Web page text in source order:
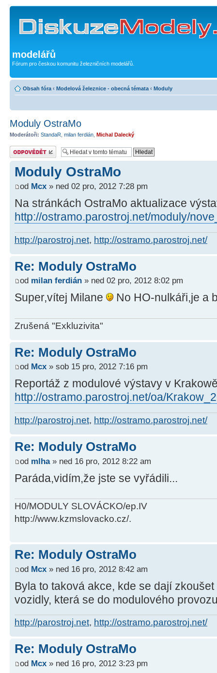
modelářů
Fórum pro českou komunitu železničních modelářů.
Obsah fóra ‹ Modelová železnice - obecná témata ‹ Moduly
Moduly OstraMo
Moderátoři: StandaR milan ferdián Michal Dalecký
Odeslat odpověď
Moduly OstraMo
od Mcx » ned 02 pro, 2012 7:28 pm
Na stránkách OstraMo aktualizace
http://ostramo.parostroj.net/moduly/
http://parostroj.net, http://ostramo.parostroj.net/
Re: Moduly OstraMo
od milan ferdián » ned 02 pro, 2012 8:02 pm
Super,vítej Milane No HO-nulkáři,je a
Zrušená "Exkluzivita"
Re: Moduly OstraMo
od Mcx » sob 15 pro, 2012 7:16 pm
Reportáž z modulové výstavy v
http://ostramo.parostroj.net/oa/
http://parostroj.net, http://ostramo.parostroj.net/
Re: Moduly OstraMo
od mlha» ned 16 pro, 2012 8:22 am
Paráda,vidím,že jste se vyřádili...
H0/MODULY SLOVÁCKO/ep.IV
http://www.kzmslovacko.cz/.
Re: Moduly OstraMo
od Mcx » ned 16 pro, 2012 8:42 am
Byla to taková akce, kde se dají
vozidly, která se do modulového
http://parostroj.net, http://ostramo.parostroj.net/
Re: Moduly OstraMo
od Mcx » ned 16 pro, 2012 3:23 pm